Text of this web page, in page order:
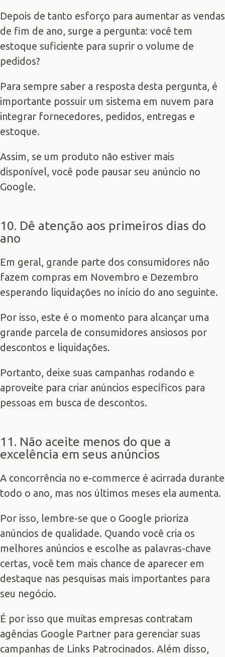
Depois de tanto esforço para aumentar as vendas
de fim de ano, surge a pergunta: você tem
estoque suficiente para suprir o volume de
pedidos?
Para sempre saber a resposta desta pergunta, é
importante possuir um sistema em nuvem para
integrar fornecedores, pedidos, entregas e
estoque.
Assim, se um produto não estiver mais
disponível, você pode pausar seu anúncio no
Google.
10. Dê atenção aos primeiros dias do
ano
Em geral, grande parte dos consumidores não
fazem compras em Novembro e Dezembro
esperando liquidações no início do ano seguinte.
Por isso, este é o momento para alcançar uma
grande parcela de consumidores ansiosos por
descontos e liquidações.
Portanto, deixe suas campanhas rodando e
aproveite para criar anúncios específicos para
pessoas em busca de descontos.
11. Não aceite menos do que a
excelência em seus anúncios
A concorrência no e-commerce é acirrada durante
todo o ano, mas nos últimos meses ela aumenta.
Por isso, lembre-se que o Google prioriza
anúncios de qualidade. Quando você cria os
melhores anúncios e escolhe as palavras-chave
certas, você tem mais chance de aparecer em
destaque nas pesquisas mais importantes para
seu negócio.
É por isso que muitas empresas contratam
agências Google Partner para gerenciar suas
campanhas de Links Patrocinados. Além disso,